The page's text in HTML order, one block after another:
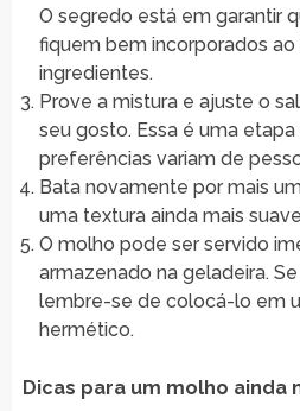
O segredo está em garantir
fiquem bem incorporados
ingredientes.
Prove a mistura e ajuste o
seu gosto. Essa é uma
preferências variam de
Bata novamente por mais
uma textura ainda mais
O molho pode ser servido
armazenado na geladeira.
lembre-se de colocá-lo em
hermético.
Dicas para um molho ainda